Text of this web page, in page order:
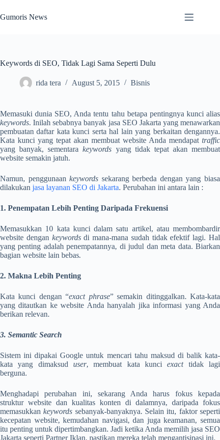
to
content
Gumoris News
Keywords di SEO, Tidak Lagi Sama Seperti Dulu
rida tera August 5, 2015 Bisnis
Memasuki dunia SEO, Anda tentu tahu betapa pentingnya kunci alias
keywords. Inilah sebabnya banyak jasa SEO Jakarta yang menawarkan
pembuatan daftar kata kunci serta hal lain yang berkaitan dengannya.
Kata kunci yang tepat akan membuat website Anda mendapat traffic
yang banyak, sementarakeywords yang tidak tepat akan membuat
website semakin jatuh.
Namun, penggunaankeywords sekarang berbeda dengan yang biasa
dilakukan jasa layanan SEO di Jakarta. Perubahan ini antara lain :
1. Penempatan Lebih Penting Daripada Frekuensi
Memasukkan 10 kata kunci dalam satu artikel, atau membombardir
website dengan keywordsdi mana-mana sudah tidak efektif lagi. Hal
yang penting adalah penempatannya, di judul dan meta data. Biarkan
bagian website lain bebas.
2. Makna Lebih Penting
Kata kunci dengan “exact phrase” semakin ditinggalkan. Kata-kata
yang ditautkan ke website Anda hanyalah jika informasi yang Anda
berikan relevan.
3. Semantic Search
Sistem ini dipakai Google untuk mencari tahu maksud di balik kata-
kata yang dimaksud user, membuat kata kunciexacttidak lagi
berguna.
Menghadapi perubahan ini, sekarang Anda harus fokus kepada
struktur website dan kualitas konten di dalamnya, daripada fokus
memasukkankeywords sebanyak-banyaknya. Selain itu, faktor seperti
kecepatan website, kemudahan navigasi, dan juga keamanan, semua
itu penting untuk dipertimbangkan. Jadi ketika Anda memilih jasa SEO
Jakarta seperti Partner Iklan, pastikan mereka telah mengantisipasi ini.